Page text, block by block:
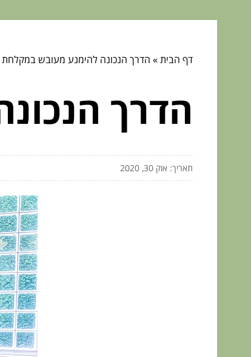
דף הבית» הדרך הנכונה להימנע מעובש במקלחת
הדרך
תאריך: אוק 30, 2020